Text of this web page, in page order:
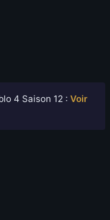
4 Saison 12 : Voir